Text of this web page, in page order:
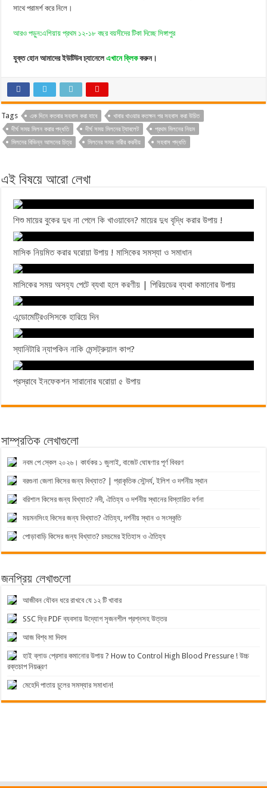
সাথে পরামর্শ করে নিলে।
আরও পড়ুন:এশিয়ায় প্রথম ১২-১৮ বছর বয়সীদের টিকা দিচ্ছে সিঙ্গাপুর
যুক্ত হোন আমাদের ইউটিউব চ্যানেলেএখানে ক্লিককরুন।
Tags এক দিনে কতবার সহবাস করা যাবে
খাবার খাওয়ার কতক্ষন পর সহবাস করা উচিত
দীর্ঘ সময় মিলন করার পদ্ধতি
দীর্ঘ সময় মিলনের ট্যাবলেট
প্রথম মিলনের নিয়ম
মিলনের বিভিন্ন আসনের চিত্র
মিলনের সময় নারীর করনীয় সহবাস পদ্ধতি
এই বিষয়ে আরো লেখা
শিশু মায়ের বুকের দুধ না পেলে কি খাওয়াবেন? মায়ের দুধ বৃদ্ধি করার উপায় !
মাসিক নিয়মিত করার ঘরোয়া উপায় ! মাসিকের সমস্যা ও সমাধান
মাসিকের সময় অসহ্য পেটে ব্যথা হলে করণীয় | পিরিয়ডের ব্যথা কমানোর উপায়
এন্ডোমেট্রিওসিসকে হারিয়ে দিন
স্যানিটারি ন্যাপকিন নাকি মেন্সট্রুয়াল কাপ?
প্রস্রাবে ইনফেকশন সারানোর ঘরোয়া ৫ উপায়
সাম্প্রতিক লেখাগুলো
নবম পে স্কেল ২০২৬। কার্যকর ১ জুলাই, বাজেট ঘোষণার পূর্ণ বিবরণ
বরগুনা জেলা কিসের জন্য বিখ্যাত? | প্রাকৃতিক সৌন্দর্য, ইলিশ ও দর্শনীয় স্থান
বরিশাল কিসের জন্য বিখ্যাত? নদী, ঐতিহ্য ও দর্শনীয় স্থানের বিস্তারিত বর্ণনা
ময়মনসিংহ কিসের জন্য বিখ্যাত? ঐতিহ্য, দর্শনীয় স্থান ও সংস্কৃতি
পোড়াবাড়ি কিসের জন্য বিখ্যাত? চমচমের ইতিহাস ও ঐতিহ্য
জনপ্রিয় লেখাগুলো
আজীবন যৌবন ধরে রাখবে যে ১২ টি খাবার
SSC ফ্রি PDF ব্যবসায় উদ্যোগ সৃজনশীল প্রশ্নসহ উত্তর
আজ বিশ্ব মা দিবস
হাই ব্লাড প্রেসার কমানোর উপায় ? How to Control High Blood Pressure ! উচ্চ
রক্তচাপ নিয়ন্ত্রণ
মেহেদি পাতায় চুলের সমস্যার সমাধান!